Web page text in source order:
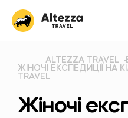
ALTEZZA TRAVEL
ЖІНОЧІ ЕКСПЕДИЦІЇ НА
TRAVEL
Жіночі